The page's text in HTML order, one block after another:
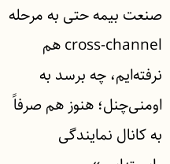
صنعت بیمه حتی به مرحله
cross-channel هم
نرفته‌ایم، چه برسد به
اومنی‌چنل؛ هنوز هم صرفاً
به کانال نمایندگی